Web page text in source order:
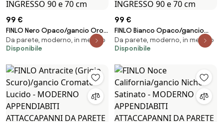
99 €
FINLO Nero Opaco/gancio Oro
Lucido - MODERNO APPENDIABITI
ATTACCAPANNI DA PARETE CON
cm
Da parete, moderno, in metallo
Disponibile
99 €
FINLO Bianco Opaco/gancio
Nero Opaco - MODERNO
APPENDIABITI ATTACCAPANNI DA
INGRESSO 90 e 70 cm
Da parete, moderno, in metallo
Disponibile